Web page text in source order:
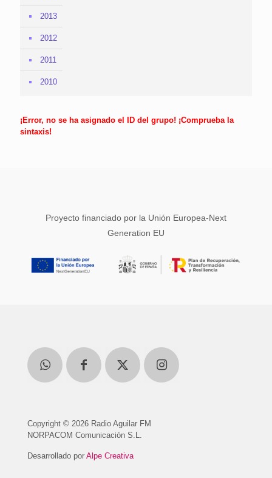
2013
2012
2011
2010
¡Error, no se ha asignado el ID del grupo! ¡Comprueba la
sintaxis!
Proyecto financiado por la Unión Europea-Next
Generation EU
Copyright © 2026 Radio Aguilar FM
NORPACOM Comunicación S.L.
Desarrollado por Alpe Creativa